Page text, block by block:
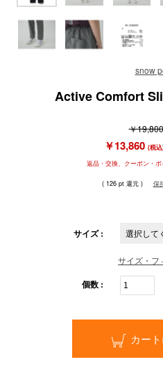
snow
Active Comfort
￥
￥13,860 (税
返品・交換、クーポン・
( 126 pt 還元 ) 保
サイズ :
サイズ・フ
個数 :
カー